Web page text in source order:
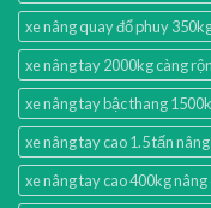
xe nâng quay đổ phuy
xe nâng tay 2000kg càng
xe nâng tay bậc thang
xe nâng tay cao 1.5 tấn
xe nâng tay cao 400kg